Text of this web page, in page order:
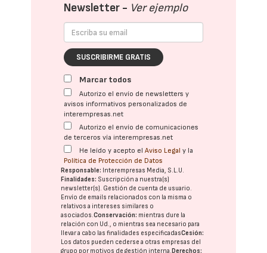
Newsletter - Ver ejemplo
SUSCRIBIRME GRATIS
Marcar todos
Autorizo el envío de newsletters y
avisos informativos personalizados de
interempresas.net
Autorizo el envío de comunicaciones
de terceros vía interempresas.net
He leído y acepto elAviso Legal y la
Política de Protección de Datos
Responsable: Interempresas Media, S.L.U.
Finalidades: Suscripción a nuestra(s)
newsletter(s). Gestión de cuenta de usuario.
Envío de emails relacionados con la misma o
relativos a intereses similares o
asociados.Conservación: mientras dure la
relación con Ud., o mientras sea necesario para
llevar a cabo las finalidades especificadasCesión:
Los datos pueden cederse a otras empresas del
grupo por motivos de gestión interna. Derechos: